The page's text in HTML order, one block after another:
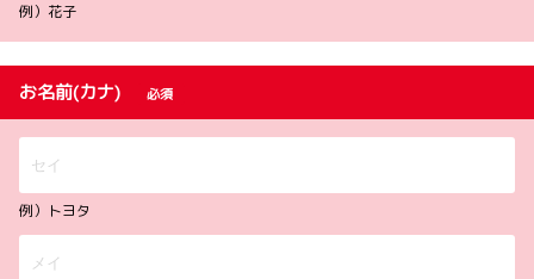
例）花子
お名前(カナ) 必須
例）トヨタ